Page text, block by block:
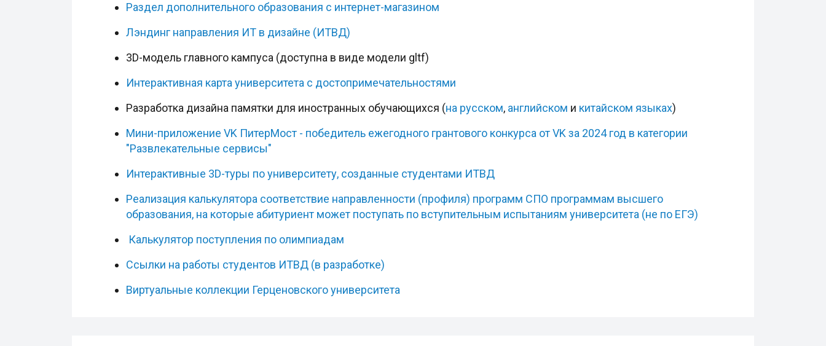
Раздел дополнительного образования c интернет-магазином
Лэндинг направления ИТ в дизайне (ИТВД)
3D-модель главного кампуса (доступна в виде модели gltf)
Интерактивная карта университета с достопримечательностями
Разработка дизайна памятки для иностранных обучающихся (на русском, английском и китайском языках)
Мини-приложение VK ПитерМост - победитель ежегодного грантового конкурса от VK за 2024 год в категории
"Развлекательные сервисы"
Интерактивные 3D-туры по университету, созданные студентами ИТВД
Реализация калькулятора соответствие направленности (профиля) программ СПО программам высшего
образования, на которые абитуриент может поступать по вступительным испытаниям университета (не по ЕГЭ)
Калькулятор поступления по олимпиадам
Ссылки на работы студентов ИТВД (в разработке)
Виртуальные коллекции Герценовского университета